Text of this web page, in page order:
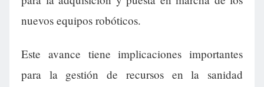
nuevos equipos robóticos.
Este avance tiene implicaciones importantes
para la gestión de recursos en la sanidad